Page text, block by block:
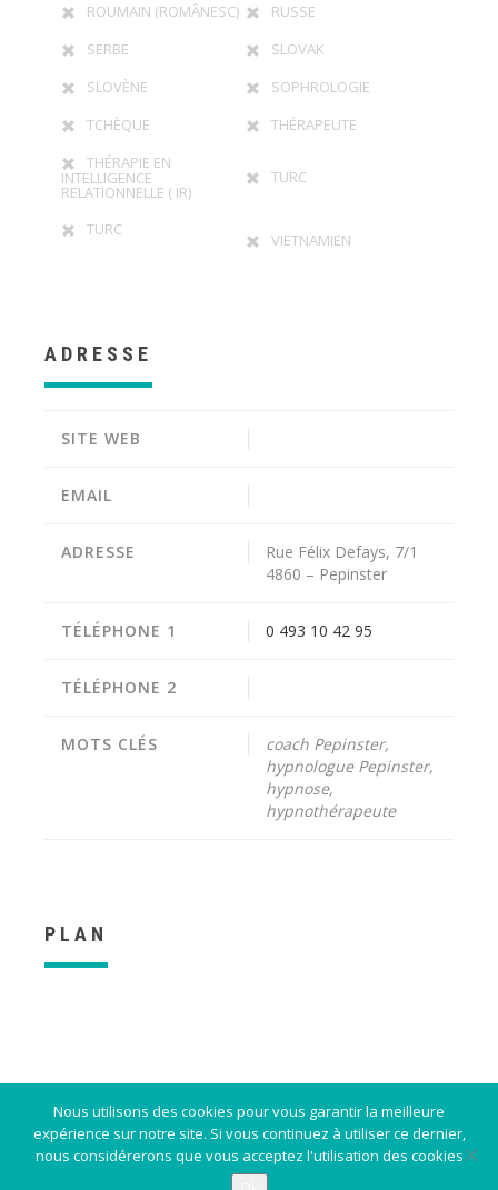
ROUMAIN (ROMÂNESC)
RUSSE
SERBE
SLOVAK
SLOVÈNE
SOPHROLOGIE
TCHÈQUE
THÉRAPEUTE
THÉRAPIE EN
INTELLIGENCE
RELATIONNELLE ( IR)
TURC
TURC
VIETNAMIEN
ADRESSE
SITE WEB
EMAIL
ADRESSE
Rue Félix Defays, 7/1
4860 – Pepinster
TÉLÉPHONE 1 0 493 10 42 95
TÉLÉPHONE 2
MOTS CLÉS
coach Pepinster,
hypnologue Pepinster,
hypnose,
hypnothérapeute
PLAN
Contact
Nous utilisons des cookies pour vous garantir la meilleure
expérience sur notre site. Si vous continuez à utiliser ce dernier,
nous considérerons que vous acceptez l'utilisation des cookies